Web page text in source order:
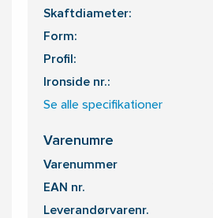
Skaftdiameter:
Form:
Profil:
Ironside nr.:
Se alle specifikationer
Varenumre
Varenummer
EAN nr.
Leverandørvarenr.